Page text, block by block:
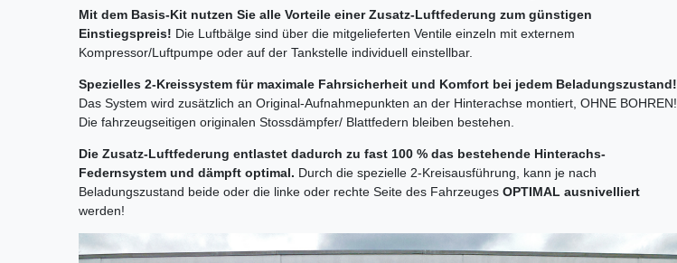
Mit dem Basis-Kit nutzen Sie alle Vorteile einer Zusatz-Luftfederung zum günstigen
Einstiegspreis! Die Luftbälge sind über die mitgelieferten Ventile einzeln mit externem
Kompressor/Luftpumpe oder auf der Tankstelle individuell einstellbar.
Spezielles 2-Kreissystem für maximale Fahrsicherheit und Komfort bei jedem Beladungszustand!
Das System wird zusätzlich an Original-Aufnahmepunkten an der Hinterachse montiert, OHNE BOHREN!
Die fahrzeugseitigen originalen Stossdämpfer/ Blattfedern bleiben bestehen.
Die Zusatz-Luftfederung entlastet dadurch zu fast 100 % das bestehende Hinterachs-
Federnsystem und dämpft optimal. Durch die spezielle 2-Kreisausführung, kann je nach
Beladungszustand beide oder die linke oder rechte Seite des Fahrzeuges OPTIMAL ausnivelliert
werden!